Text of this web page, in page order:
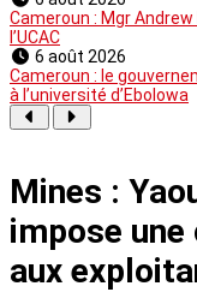
Cameroun : Mgr
l’UCAC
6 août 2026
Cameroun : le
à l’université d’Ebolowa
Mines :
impose
aux